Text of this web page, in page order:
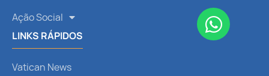
Ação Social
LINKS RÁPIDOS
Vatican News